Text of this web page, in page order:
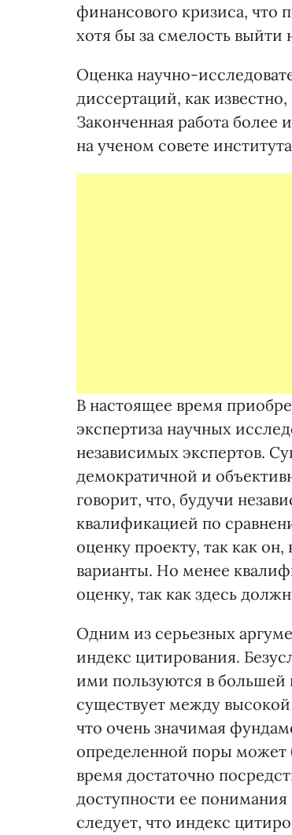
финансового кризиса, что
хотя бы за смелость выйти
Оценка научно-
диссертаций, как
Законченная работа
на ученом совете
В настоящее время
экспертиза научных
независимых экспертов.
демократичной и
говорит, что, будучи
квалификацией по
оценку проекту, так как
варианты. Но менее
оценку, так как здесь
Одним из серьезных
индекс цитирования.
ими пользуются в
существует между
что очень значимая
определенной поры может
время достаточно
доступности ее
следует, что индекс